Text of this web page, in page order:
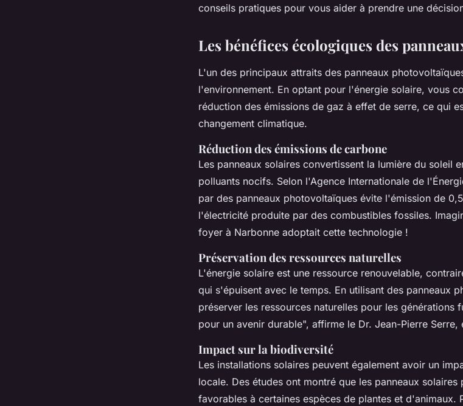
conseils pratiques pour vous aider à prendre une
Les bénéfices écologiques des
L'un des principaux attraits des panneaux
l'environnement. En optant pour l'énergie solaire, vous
réduction des émissions de gaz à effet de serre, ce qui
changement climatique.
Réduction des émissions de carbone
Les panneaux solaires convertissent la lumière du soleil
polluants nocifs. Selon l'Agence Internationale de
par des panneaux photovoltaïques évite l'émission de
l'électricité produite par des combustibles fossiles.
foyer à Narbonne adoptait cette technologie !
Préservation des ressources naturelles
L'énergie solaire est une ressource renouvelable,
qui s'épuisent avec le temps. En utilisant des panneaux
préserver les ressources naturelles pour les générations
pour un avenir durable", affirme le Dr. Jean-Pierre
Impact sur la biodiversité
Les installations solaires peuvent également avoir un
locale. Des études ont montré que les panneaux
favorables à certaines espèces de plantes et d'animaux.